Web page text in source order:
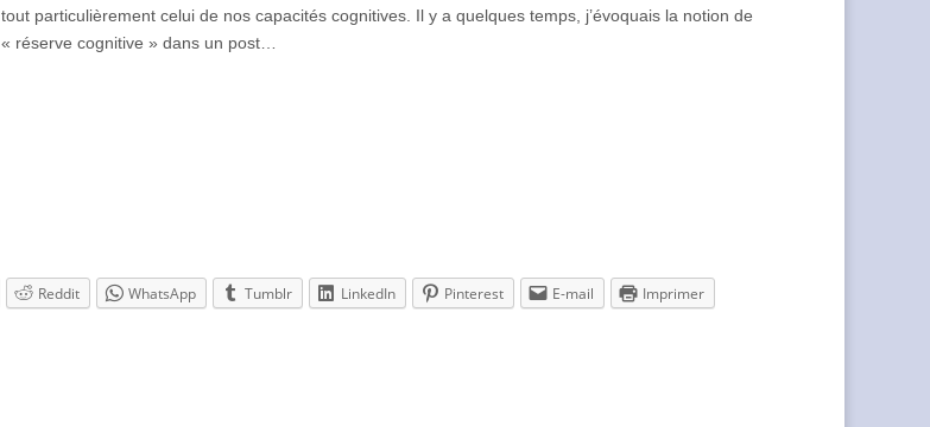
tout particulièrement celui de nos capacités cognitives. Il y a quelques temps, j’évoquais la notion de
« réserve cognitive » dans un post…
Reddit WhatsApp Tumblr LinkedIn Pinterest E-mail Imprimer